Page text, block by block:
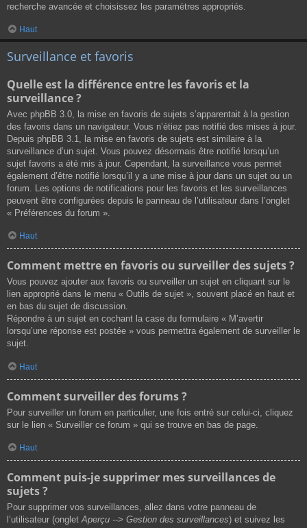
recherche avancée et choisissez les paramètres appropriés.
Haut
Surveillance et favoris
Quelle est la différence entre les favoris et la
surveillance ?
Avec phpBB 3.0, la mise en favoris de sujets s’apparentait à la gestion
des favoris dans un navigateur. Vous n’étiez pas notifié des mises à jour.
Depuis phpBB 3.1, la mise en favoris de sujets est similaire à la
surveillance d’un sujet. Vous pouvez désormais être notifié lorsqu’un
sujet favoris a été mis à jour. Cependant, la surveillance vous permet
également d’être notifié lorsqu’il y a une mise à jour dans un sujet ou un
forum. Les options de notifications pour les favoris et les surveillances
peuvent être configurées depuis le panneau de l’utilisateur dans l’onglet
« Préférences du forum ».
Haut
Comment mettre en favoris ou surveiller des sujets ?
Vous pouvez ajouter aux favoris ou surveiller un sujet en cliquant sur le
lien approprié dans le menu « Outils de sujet », souvent placé en haut et
en bas du sujet de discussion.
Répondre à un sujet en cochant la case du formulaire « M’avertir
lorsqu’une réponse est postée » vous permettra également de surveiller le
sujet.
Haut
Comment surveiller des forums ?
Pour surveiller un forum en particulier, une fois entré sur celui-ci, cliquez
sur le lien « Surveiller ce forum » qui se trouve en bas de page.
Haut
Comment puis-je supprimer mes surveillances de
sujets ?
Pour supprimer vos surveillances, allez dans votre panneau de
l’utilisateur (ongletAperçu --> Gestion des surveillances) et suivez les